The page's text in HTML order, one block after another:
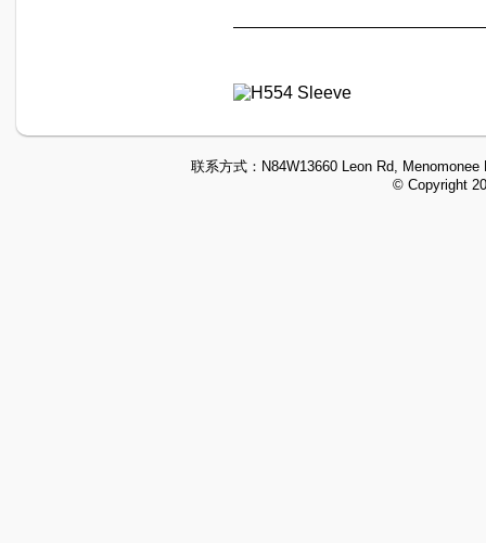
联系方式： N84W13660 Leon Rd,
© Copyright